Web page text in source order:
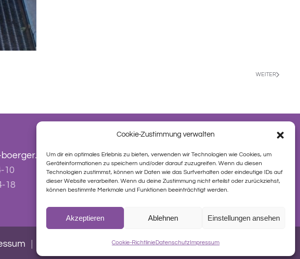
Cookie-Zustimmung verwalten
Um dir ein optimales Erlebnis zu bieten, verwenden wir Technologien wie Cookies, um
Geräteinformationen zu speichern und/oder darauf zuzugreifen. Wenn du diesen
Technologien zustimmst, können wir Daten wie das Surfverhalten oder eindeutige IDs auf
dieser Website verarbeiten. Wenn du deine Zustimmung nicht erteilst oder zurückziehst,
können bestimmte Merkmale und Funktionen beeinträchtigt werden.
Akzeptieren Ablehnen Einstellungen ansehen
Cookie-RichtlinieDatenschutzImpressum
WEITER
10
18